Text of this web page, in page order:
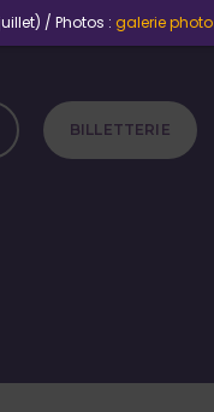
BILLETTERIE
/ Photos : galerie photo